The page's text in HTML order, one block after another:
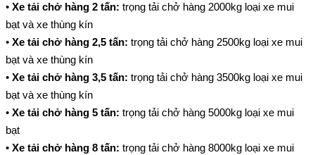
• Xe tải chở hàng 2 tấn: trọng tải chở hàng 2000kg loại xe mui
bạt và xe thùng kín
• Xe tải chở hàng 2,5 tấn: trọng tải chở hàng 2500kg loại xe mui
bạt và xe thùng kín
• Xe tải chở hàng 3,5 tấn: trọng tải chở hàng 3500kg loại xe mui
bạt và xe thùng kín
• Xe tải chở hàng 5 tấn: trọng tải chở hàng 5000kg loại xe mui
bạt
• Xe tải chở hàng 8 tấn: trọng tải chở hàng 8000kg loại xe mui